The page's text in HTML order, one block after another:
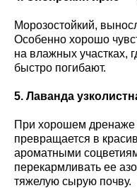
Морозостойкий,
Особенно хорошо
на влажных участках,
быстро погибают.
5. Лаванда
При хорошем дренаже
превращается в
ароматными
перекармливать ее
тяжелую сырую почву.